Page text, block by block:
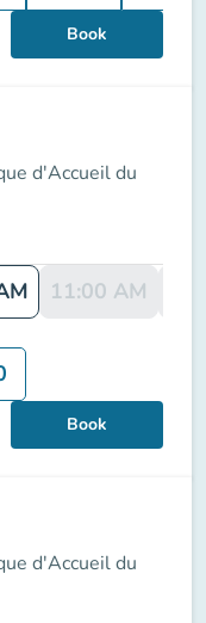
Book
d'Accueil du
11:00 AM
Book
d'Accueil du